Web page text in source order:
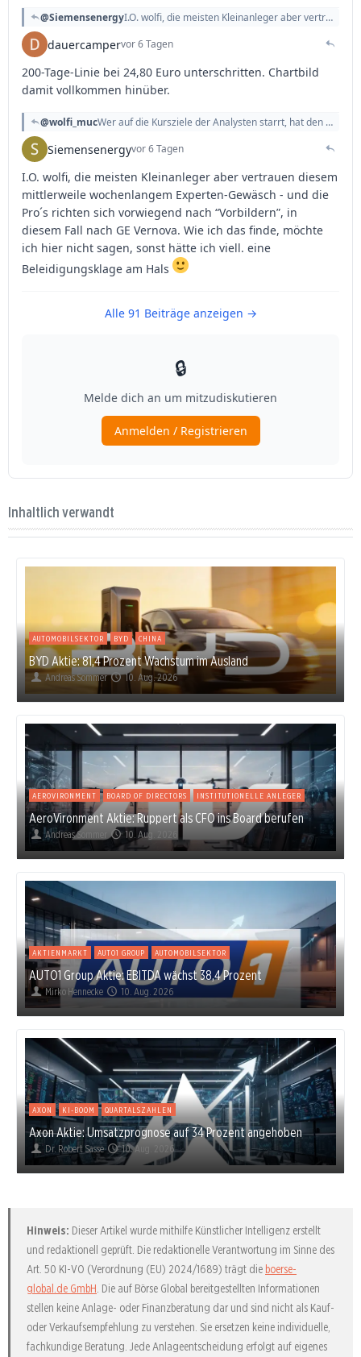
Inhaltlich verwandt
AUTOMOBILSEKTOR BYD CHINA
BYD Aktie: 81,4 Prozent Wachstum im Ausland
Andreas Sommer 10. Aug. 2026
AEROVIRONMENT BOARD OF DIRECTORS INSTITUTIONELLE ANLEGER
AeroVironment Aktie: Ruppert als CFO ins Board berufen
Andreas Sommer 10. Aug. 2026
AKTIENMARKT AUTO1 GROUP AUTOMOBILSEKTOR
AUTO1 Group Aktie: EBITDA wächst 38,4 Prozent
Mirko Hennecke 10. Aug. 2026
AXON KI-BOOM QUARTALSZAHLEN
Axon Aktie: Umsatzprognose auf 34 Prozent angehoben
Dr. Robert Sasse 10. Aug. 2026
Hinweis: Dieser Artikel wurde mithilfe Künstlicher Intelligenz erstellt
und redaktionell geprüft. Die redaktionelle Verantwortung im Sinne des
Art. 50 KI-VO (Verordnung (EU) 2024/1689) trägt die boerse-
global.de GmbH. Die auf Börse Global bereitgestellten Informationen
stellen keine Anlage- oder Finanzberatung dar und sind nicht als Kauf-
oder Verkaufsempfehlung zu verstehen. Sie ersetzen keine individuelle,
fachkundige Beratung. Jede Anlageentscheidung erfolgt auf eigenes